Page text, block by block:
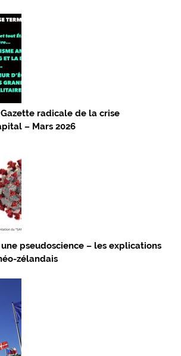
Gazette radicale de la crise
– Mars 2026
pseudoscience – les explications
zélandais